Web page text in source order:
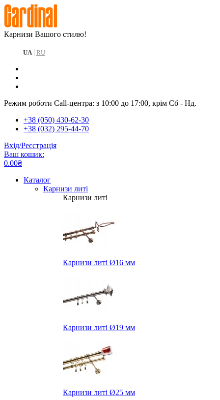
Карнизи Вашого стилю!
UA | RU
Режим роботи Call-центра: з 10:00 до 17:00, крім Сб - Нд.
+38 (050) 430-62-30
+38 (032) 295-44-70
Вхід/Реєстрація
Ваш кошик:
0.00₴
Каталог
Карнизи литі
Карнизи литі
Карнизи литі Ø16 мм
Карнизи литі Ø19 мм
Карнизи литі Ø25 мм